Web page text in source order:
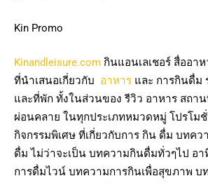
Kin Promo
Kinandleisure.com กินแอนเลเชอร์ สื่ออา
ที่นำเสนอเกี่ยวกับ อาหาร และ การกินดื่ม
และที่พัก ทั้งในส่วนของ รีวิว อาหาร สถา
ผ่อนคลาย ในทุกประเภทหมวดหมู่ โปรโม
กิจกรรมพิเศษ ที่เกี่ยวกับการ กิน ดื่ม บทคว
ดื่ม ไม่ว่าจะเป็น บทความกินดื่มทั่วๆไป อา
การดื่มไวน์ บทความการกินเพื่อสุขภาพ บ